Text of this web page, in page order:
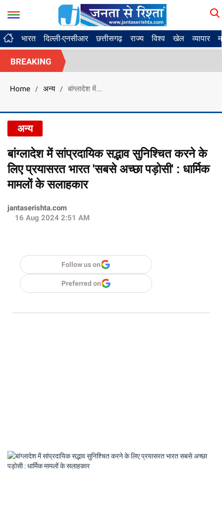
भारत दिल्ली-एनसीआर छत्तीसगढ़ राज्य विश्व खेल व्यापार
BREAKING
Home / अन्य / बांग्लादेश में...
अन्य
बांग्लादेश में सांप्रदायिक सद्भाव सुनिश्चित करने के
लिए प्रयासरत भारत 'सबसे अच्छा पड़ोसी' : धार्मिक
मामलों के सलाहकार
jantaserishta.com
16 Aug 2024 2:51 AM
Follow us on
Preferred on